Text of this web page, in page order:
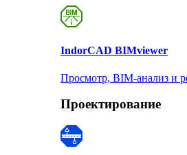
IndorCAD BIMviewer
Просмотр, BIM-анализ и
Проектирование